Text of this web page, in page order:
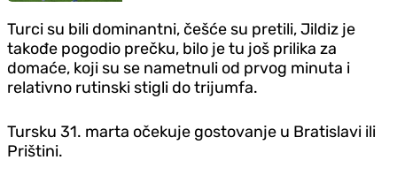
Turci su bili dominantni, češće su pretili, Jildiz je
takođe pogodio prečku, bilo je tu još prilika za
domaće, koji su se nametnuli od prvog minuta i
relativno rutinski stigli do trijumfa.
Tursku 31. marta očekuje gostovanje u Bratislavi ili
Prištini.